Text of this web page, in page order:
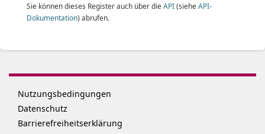
Sie können dieses Register auch über die API(siehe API-
Dokumentation) abrufen.
Nutzungsbedingungen
Datenschutz
Barrierefreiheitserklärung